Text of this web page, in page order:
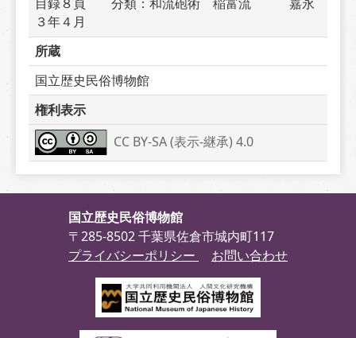
３年４月
所蔵
国立歴史民俗博物館
権利表示
CC BY-SA (表示-継承) 4.0
国立歴史民俗博物館
〒285-8502 千葉県佐倉市城内町117
プライバシーポリシー
お問い合わせ